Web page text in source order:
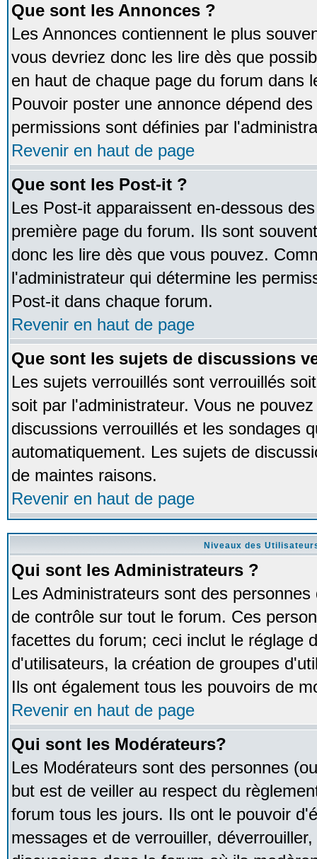
Que sont les Annonces ?
Les Annonces contiennent le plus
vous devriez donc les lire dès que
en haut de chaque page du forum dans
Pouvoir poster une annonce dépend
permissions sont définies par
Revenir en haut de page
Que sont les Post-it ?
Les Post-it apparaissent en-dessous
première page du forum. Ils sont
donc les lire dès que vous pouvez.
l'administrateur qui détermine les
Post-it dans chaque forum.
Revenir en haut de page
Que sont les sujets de discussions
Les sujets verrouillés sont verrouillés
soit par l'administrateur. Vous ne
discussions verrouillés et les sondages
automatiquement. Les sujets de
de maintes raisons.
Revenir en haut de page
Niveaux des
Qui sont les Administrateurs ?
Les Administrateurs sont des
de contrôle sur tout le forum. Ces
facettes du forum; ceci inclut le réglage
d'utilisateurs, la création de groupes
Ils ont également tous les pouvoirs de
Revenir en haut de page
Qui sont les Modérateurs?
Les Modérateurs sont des personnes
but est de veiller au respect du
forum tous les jours. Ils ont le pouvoir
messages et de verrouiller,